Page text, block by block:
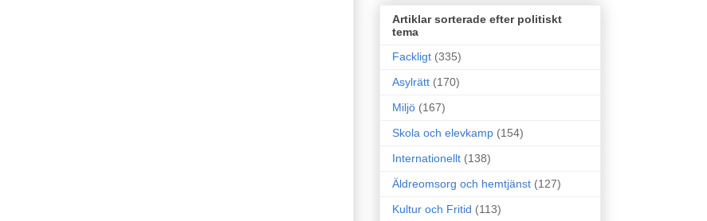
Artiklar sorterade efter politiskt
tema
Fackligt (335)
Asylrätt (170)
Miljö (167)
Skola och elevkamp (154)
Internationellt (138)
Äldreomsorg och hemtjänst (127)
Kultur och Fritid (113)